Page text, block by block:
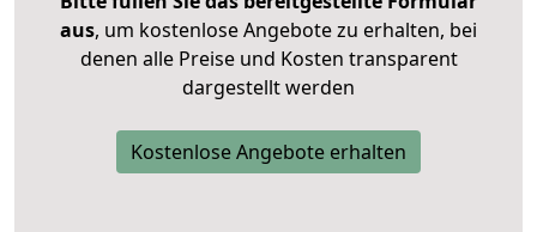
aus, um kostenlose Angebote zu erhalten, bei
denen alle Preise und Kosten transparent
dargestellt werden
Kostenlose Angebote erhalten